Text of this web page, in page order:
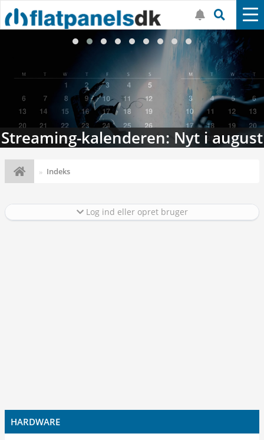
Streaming-kalenderen: Nyt i august
Indeks
Log ind eller opret bruger
HARDWARE